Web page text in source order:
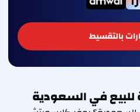
بالتقسيط
في السعودية